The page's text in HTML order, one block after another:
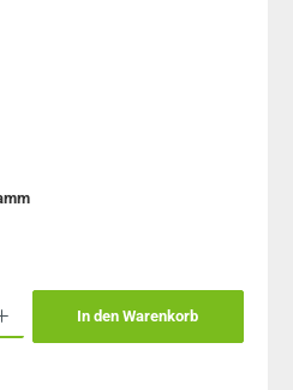
auswählen
In den Warenkorb